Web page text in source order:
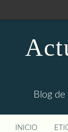
Blog
INICIO